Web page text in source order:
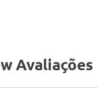
Avaliações